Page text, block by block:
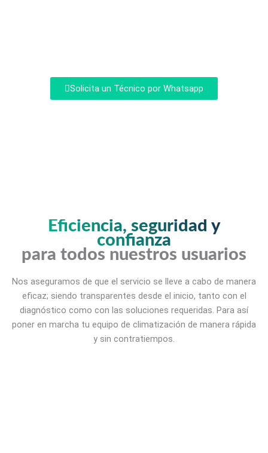
Solicita un Técnico por Whatsapp
Eficiencia, seguridad y
confianza
para todos nuestros usuarios
Nos aseguramos de que el servicio se lleve a cabo de manera
eficaz; siendo transparentes desde el inicio, tanto con el
diagnóstico como con las soluciones requeridas. Para así
poner en marcha tu equipo de climatización de manera rápida
y sin contratiempos.